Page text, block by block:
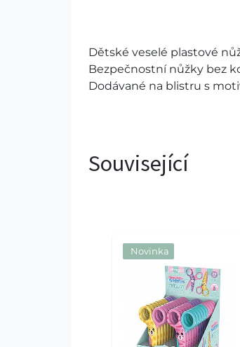
Dětské veselé plastové
Bezpečnostní nůžky bez
Dodávané na blistru s
Související
Novinka